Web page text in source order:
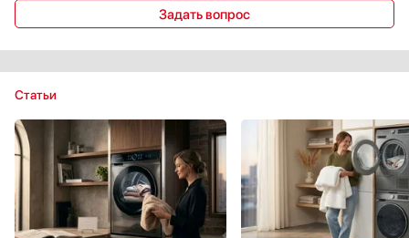
Задать вопрос
Статьи